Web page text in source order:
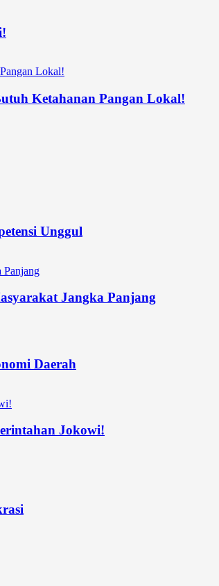
Ketahanan Pangan Lokal!
Unggul
Jangka Panjang
Daerah
Jokowi!